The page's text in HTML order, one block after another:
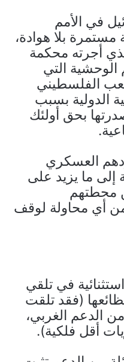
في الأمم
مستمرة بلا هوادة،
أجرته محكمة
الوحشية التي
الفلسطيني
الدولية بسبب
بحق أولئك
العسكري
إلى ما يزيد على
محطتهم
من أي محاولة لوقف
في تلقي
(فقد تلقت
الدعم الغربي،
أقل فلكية).